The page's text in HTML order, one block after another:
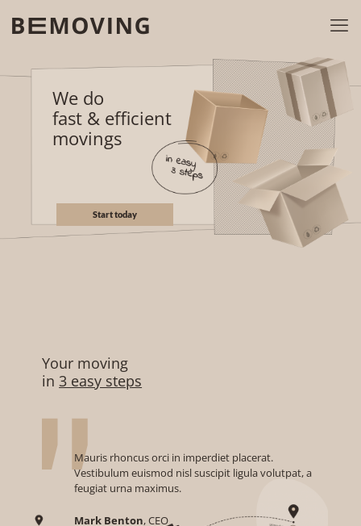
We do
fast & efficient
movings
Start today
Your moving
in3 easy steps
Mauris rhoncus orci in imperdiet placerat.
Vestibulum euismod nisl suscipit ligula volutpat, a
feugiat urna maximus.
Mark Benton, CEO